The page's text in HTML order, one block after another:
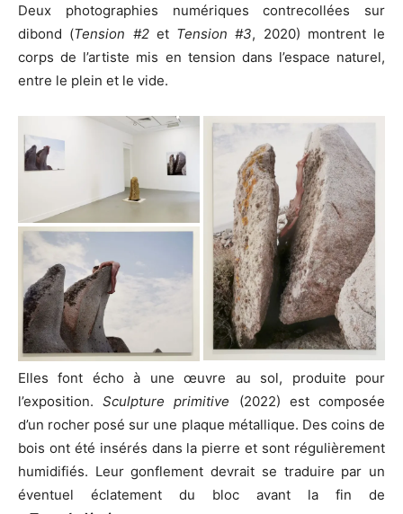
Deux photographies numériques contrecollées sur
dibond (Tension #2et Tension #3, 2020) montrent le
corps de l’artiste mis en tension dans l’espace naturel,
entre le plein et le vide.
Elles font écho à une œuvre au sol, produite pour
l’exposition.Sculpture primitive (2022) est composée
d’un rocher posé sur une plaque métallique. Des coins de
bois ont été insérés dans la pierre et sont régulièrement
humidifiés. Leur gonflement devrait se traduire par un
éventuel éclatement du bloc avant la fin de